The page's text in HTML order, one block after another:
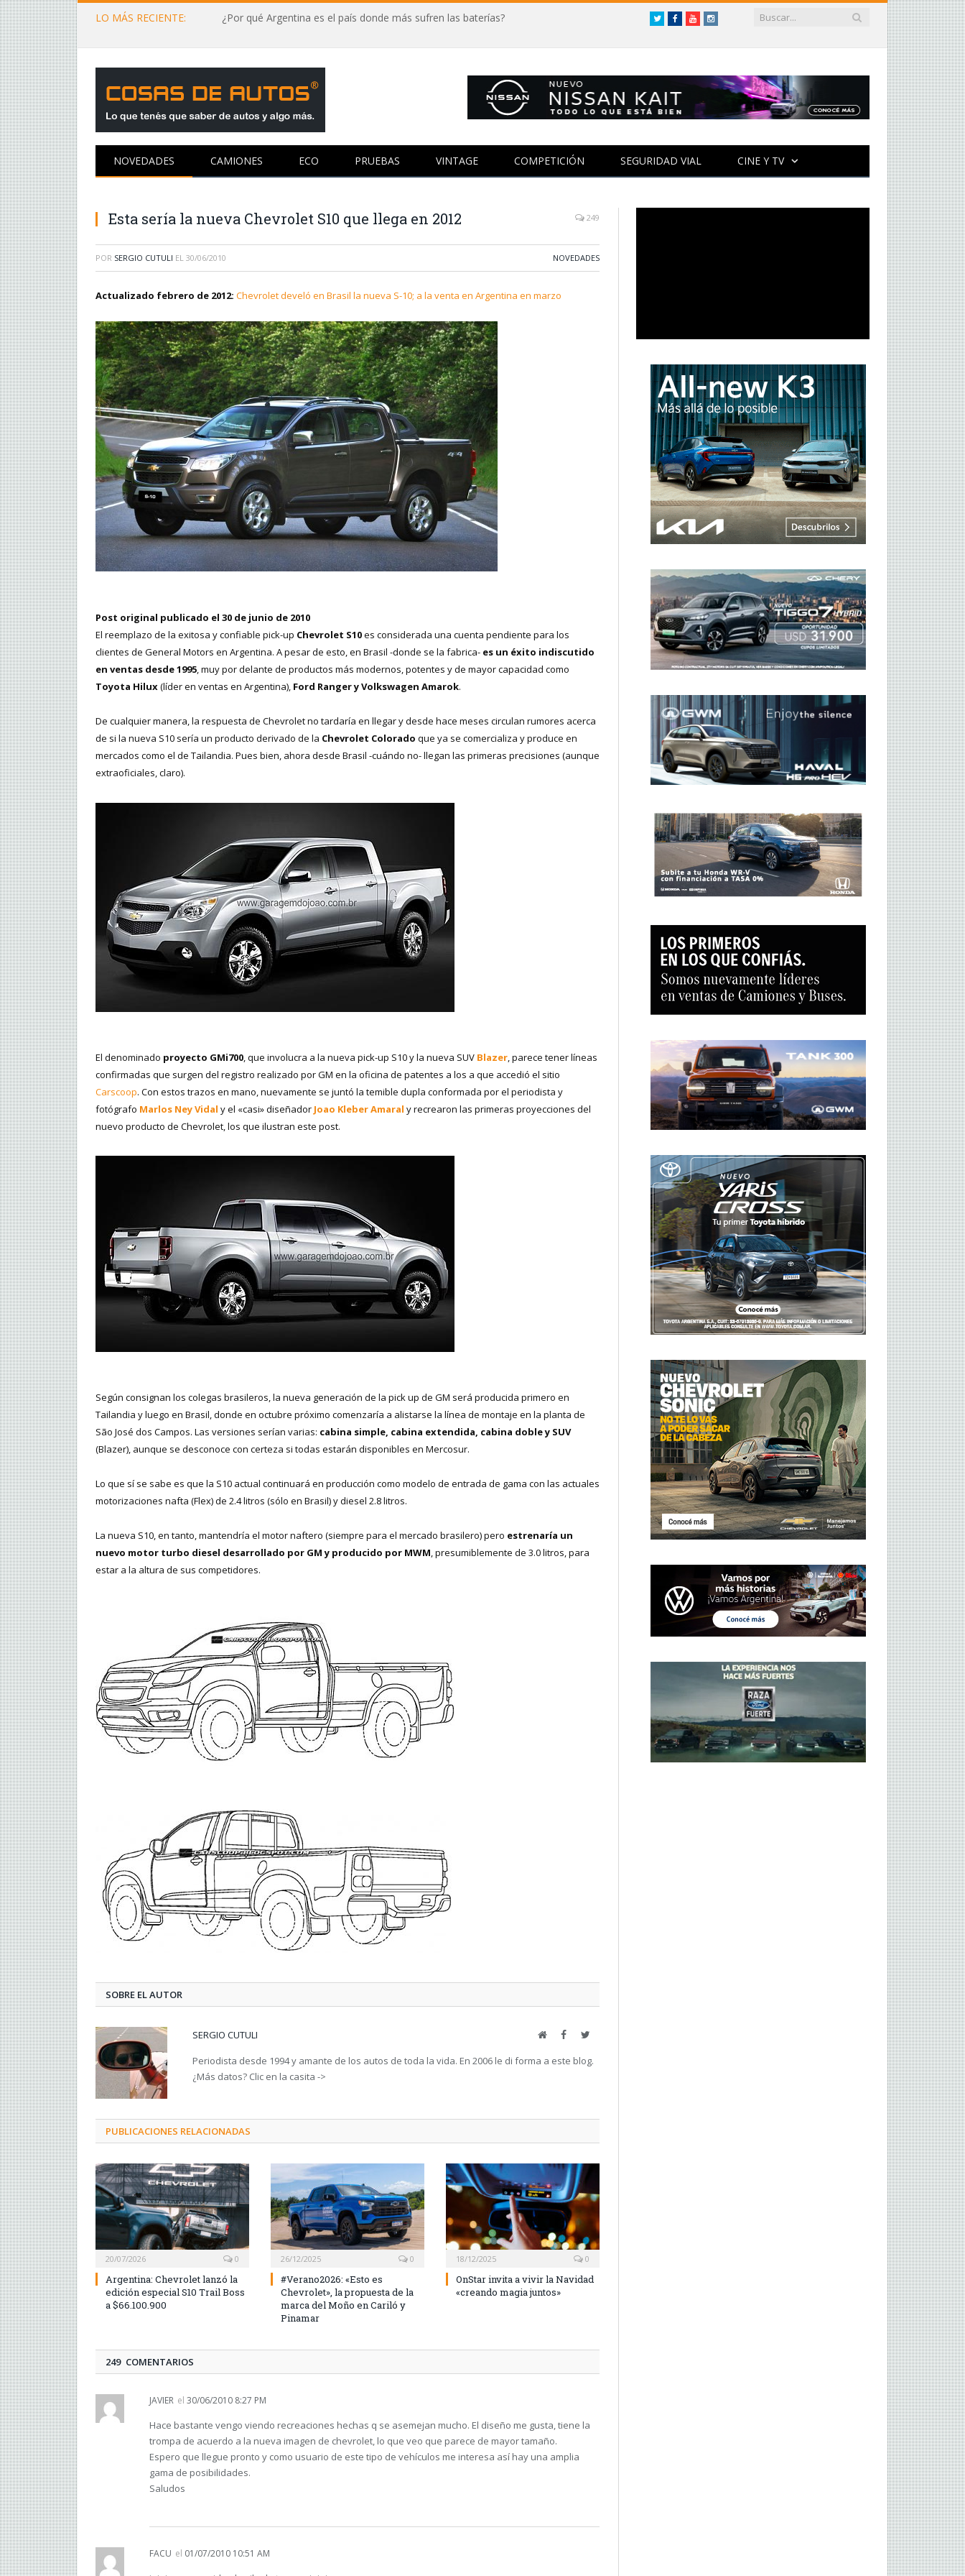
LO MÁS RECIENTE: ¿Por qué Argentina es el país donde más sufren las baterías? TwitterFacebookYouTubeInstagram
NOVEDADES CAMIONES ECO PRUEBAS VINTAGE COMPETICIÓN SEGURIDAD VIAL CINE Y TV
Esta sería la nueva Chevrolet S10 que llega en 2012 249
POR SERGIO CUTULI EL 30/06/2010 NOVEDADES
Actualizado febrero de 2012: Chevrolet develó en Brasil la nueva S-10; a la venta en Argentina en marzo
Post original publicado el 30 de junio de 2010
El reemplazo de la exitosa y confiable pick-up Chevrolet S10es considerada una cuenta pendiente para los
clientes de General Motors en Argentina. A pesar de esto, en Brasil -donde se la fabrica- es un éxito indiscutido
en ventas desde 1995, muy por delante de productos más modernos, potentes y de mayor capacidad como
Toyota Hilux(líder en ventas en Argentina), Ford Ranger y Volkswagen Amarok.
De cualquier manera, la respuesta de Chevrolet no tardaría en llegar y desde hace meses circulan rumores acerca
de si la nueva S10 sería un producto derivado de la Chevrolet Colorado que ya se comercializa y produce en
mercados como el de Tailandia. Pues bien, ahora desde Brasil -cuándo no- llegan las primeras precisiones (aunque
extraoficiales, claro).
El denominado proyecto GMi700, que involucra a la nueva pick-up S10 y la nueva SUV Blazer, parece tener líneas
confirmadas que surgen del registro realizado por GM en la oficina de patentes a los a que accedió el sitio
Carscoop. Con estos trazos en mano, nuevamente se juntó la temible dupla conformada por el periodista y
fotógrafo Marlos Ney Vidal y el «casi» diseñador Joao Kleber Amaral y recrearon las primeras proyecciones del
nuevo producto de Chevrolet, los que ilustran este post.
Según consignan los colegas brasileros, la nueva generación de la pick up de GM será producida primero en
Tailandia y luego en Brasil, donde en octubre próximo comenzaría a alistarse la línea de montaje en la planta de
São José dos Campos. Las versiones serían varias: cabina simple, cabina extendida, cabina doble y SUV
(Blazer), aunque se desconoce con certeza si todas estarán disponibles en Mercosur.
Lo que sí se sabe es que la S10 actual continuará en producción como modelo de entrada de gama con las actuales
motorizaciones nafta (Flex) de 2.4 litros (sólo en Brasil) y diesel 2.8 litros.
La nueva S10, en tanto, mantendría el motor naftero (siempre para el mercado brasilero) pero estrenaría un
nuevo motor turbo diesel desarrollado por GM y producido por MWM, presumiblemente de 3.0 litros, para
estar a la altura de sus competidores.
SOBRE EL AUTOR
SERGIO CUTULI Web FacebookTwitter
Periodista desde 1994 y amante de los autos de toda la vida. En 2006 le di forma a este blog.
¿Más datos? Clic en la casita ->
PUBLICACIONES RELACIONADAS
20/07/2026 0
Argentina: Chevrolet lanzó la
edición especial S10 Trail Boss
a $66.100.900
26/12/2025 0
#Verano2026: «Esto es
Chevrolet», la propuesta de la
marca del Moño en Cariló y
Pinamar
18/12/2025 0
OnStar invita a vivir la Navidad
«creando magia juntos»
249 COMENTARIOS
JAVIER el 30/06/2010 8:27 PM
Hace bastante vengo viendo recreaciones hechas q se asemejan mucho. El diseño me gusta, tiene la
trompa de acuerdo a la nueva imagen de chevrolet, lo que veo que parece de mayor tamaño.
Espero que llegue pronto y como usuario de este tipo de vehículos me interesa así hay una amplia
gama de posibilidades.
Saludos
FACU el 01/07/2010 10:51 AM